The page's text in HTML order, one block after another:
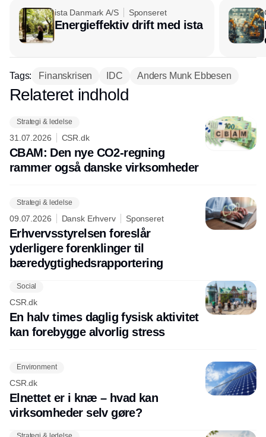
ista Danmark A/S Sponseret
Energieffektiv drift med ista
Tags: Finanskrisen IDC Anders Munk Ebbesen
Annonce
Relateret indhold
Strategi & ledelse
31.07.2026 CSR.dk
CBAM: Den nye CO2-regning
rammer også danske virksomheder
Strategi & ledelse
09.07.2026 Dansk Erhverv Sponseret
Erhvervsstyrelsen foreslår
yderligere forenklinger til
bæredygtighedsrapportering
Social
CSR.dk
En halv times daglig fysisk aktivitet
kan forebygge alvorlig stress
Environment
CSR.dk
Elnettet er i knæ – hvad kan
virksomheder selv gøre?